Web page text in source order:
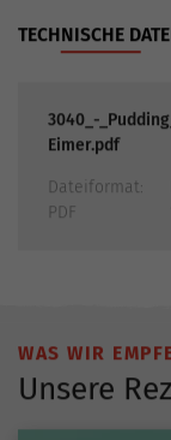
TECHNISCHE
3040_-
Eimer.pdf
Dateiformat:
PDF
WAS WIR
Unsere